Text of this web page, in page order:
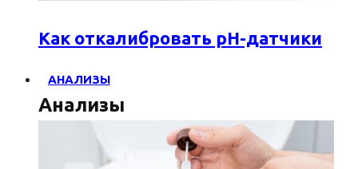
Как откалибровать pH-датчики
АНАЛИЗЫ
Анализы